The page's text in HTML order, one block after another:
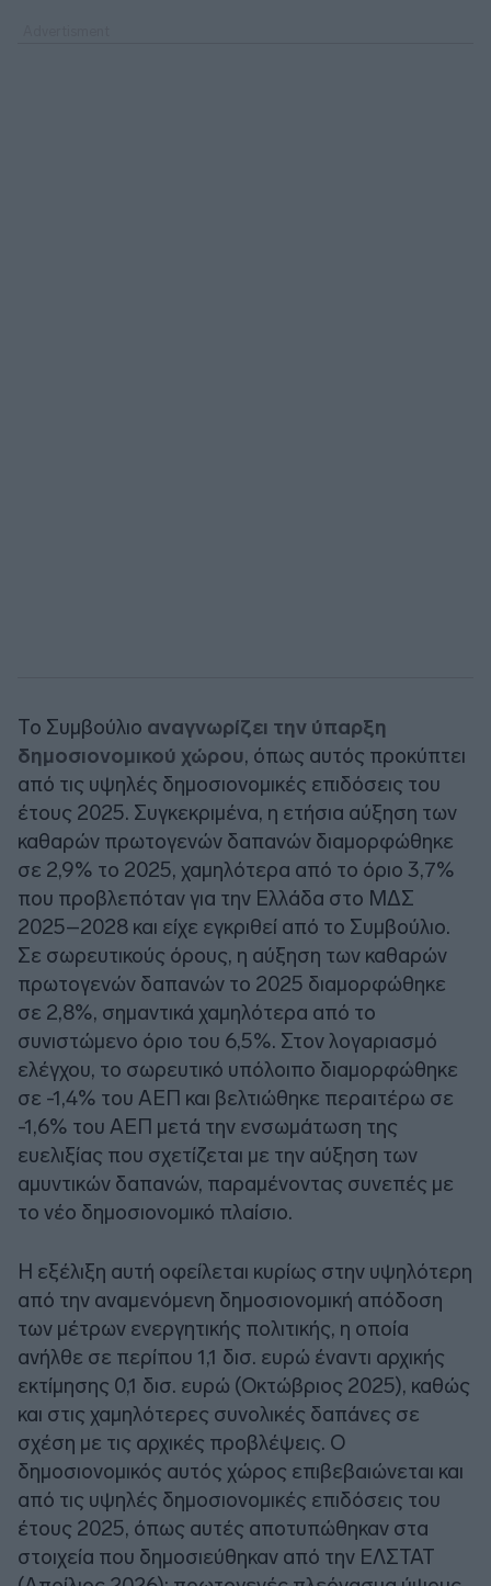
Το Συμβούλιο αναγνωρίζει την ύπαρξη
δημοσιονομικού χώρου, όπως αυτός προκύπτει
από τις υψηλές δημοσιονομικές επιδόσεις του
έτους 2025. Συγκεκριμένα, η ετήσια αύξηση των
καθαρών πρωτογενών δαπανών διαμορφώθηκε
σε 2,9% το 2025, χαμηλότερα από το όριο 3,7%
που προβλεπόταν για την Ελλάδα στο ΜΔΣ
2025–2028 και είχε εγκριθεί από το Συμβούλιο.
Σε σωρευτικούς όρους, η αύξηση των καθαρών
πρωτογενών δαπανών το 2025 διαμορφώθηκε
σε 2,8%, σημαντικά χαμηλότερα από το
συνιστώμενο όριο του 6,5%. Στον λογαριασμό
ελέγχου, το σωρευτικό υπόλοιπο διαμορφώθηκε
σε -1,4% του ΑΕΠ και βελτιώθηκε περαιτέρω σε
-1,6% του ΑΕΠ μετά την ενσωμάτωση της
ευελιξίας που σχετίζεται με την αύξηση των
αμυντικών δαπανών, παραμένοντας συνεπές με
το νέο δημοσιονομικό πλαίσιο.
Η εξέλιξη αυτή οφείλεται κυρίως στην υψηλότερη
από την αναμενόμενη δημοσιονομική απόδοση
των μέτρων ενεργητικής πολιτικής, η οποία
ανήλθε σε περίπου 1,1 δισ. ευρώ έναντι αρχικής
εκτίμησης 0,1 δισ. ευρώ (Οκτώβριος 2025), καθώς
και στις χαμηλότερες συνολικές δαπάνες σε
σχέση με τις αρχικές προβλέψεις. Ο
δημοσιονομικός αυτός χώρος επιβεβαιώνεται και
από τις υψηλές δημοσιονομικές επιδόσεις του
έτους 2025, όπως αυτές αποτυπώθηκαν στα
στοιχεία που δημοσιεύθηκαν από την ΕΛΣΤΑΤ